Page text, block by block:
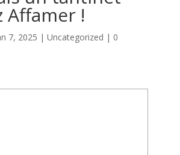
Affamer !
7, 2025 | Uncategorized | 0